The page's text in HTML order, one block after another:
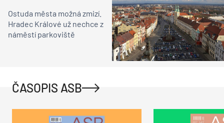
Ostuda města možná zmizí.
Hradec Králové už nechce z
náměstí parkoviště
ČASOPIS ASB